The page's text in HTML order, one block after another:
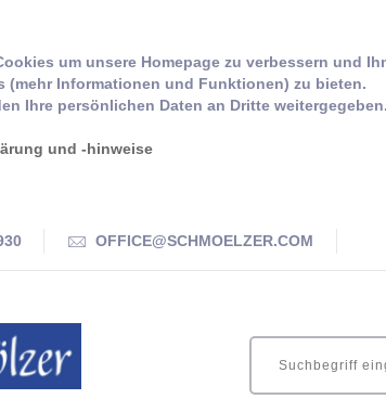
um unsere Homepage zu verbessern und
(mehr Informationen und Funktionen) zu bieten.
Ihre persönlichen Daten an Dritte weitergegeben.
und -hinweise
OFFICE@SCHMOELZER.COM